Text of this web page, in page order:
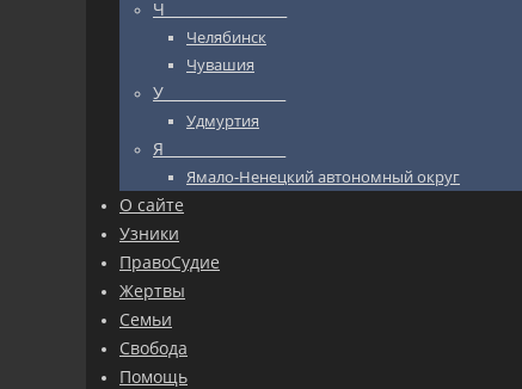
Ч_________________
Челябинск
Чувашия
У_________________
Удмуртия
Я_________________
Ямало-Ненецкий автономный округ
О сайте
Узники
ПравоСудие
Жертвы
Семьи
Свобода
Помощь